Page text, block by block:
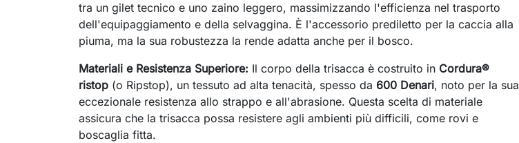
tra un gilet tecnico e uno zaino leggero, massimizzando l'efficienza nel trasporto
dell'equipaggiamento e della selvaggina. È l'accessorio prediletto per la caccia alla
piuma, ma la sua robustezza la rende adatta anche per il bosco.
Materiali e Resistenza Superiore: Il corpo della trisacca è costruito in Cordura®
ristop (o Ripstop), un tessuto ad alta tenacità, spesso da 600 Denari, noto per la sua
eccezionale resistenza allo strappo e all'abrasione. Questa scelta di materiale
assicura che la trisacca possa resistere agli ambienti più difficili, come rovi e
boscaglia fitta.